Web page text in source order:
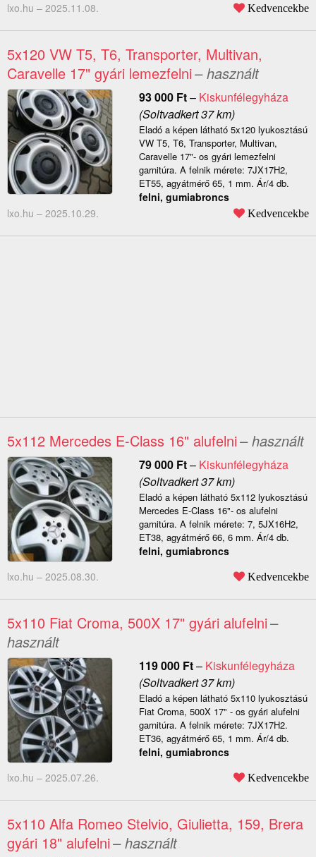
lxo.hu – 2025.11.08. Kedvencekbe
5x120 VW T5, T6, Transporter, Multivan,
Caravelle 17" gyári lemezfelni– használt
93 000 Ft– Kiskunfélegyháza
(Soltvadkert 37 km)
Eladó a képen látható 5x120 lyukosztású
VW T5, T6, Transporter, Multivan,
Caravelle 17"- os gyári lemezfelni
garnitúra. A felnik mérete: 7JX17H2,
ET55, agyátmérő 65, 1 mm. Ár/4 db.
felni, gumiabroncs
lxo.hu – 2025.10.29. Kedvencekbe
5x112 Mercedes E-Class 16" alufelni– használt
79 000 Ft– Kiskunfélegyháza
(Soltvadkert 37 km)
Eladó a képen látható 5x112 lyukosztású
Mercedes E-Class 16"- os alufelni
garnitúra. A felnik mérete: 7, 5JX16H2,
ET38, agyátmérő 66, 6 mm. Ár/4 db.
felni, gumiabroncs
lxo.hu – 2025.08.30. Kedvencekbe
5x110 Fiat Croma, 500X 17" gyári alufelni–
használt
119 000 Ft– Kiskunfélegyháza
(Soltvadkert 37 km)
Eladó a képen látható 5x110 lyukosztású
Fiat Croma, 500X 17" - os gyári alufelni
garnitúra. A felnik mérete: 7JX17H2.
ET36, agyátmérő 65, 1 mm. Ár/4 db.
felni, gumiabroncs
lxo.hu – 2025.07.26. Kedvencekbe
5x110 Alfa Romeo Stelvio, Giulietta, 159, Brera
gyári 18" alufelni– használt